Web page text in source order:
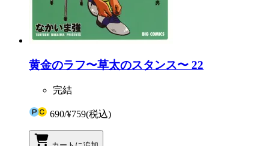
黄金のラフ〜草太のスタンス〜 22
完結
690/¥759(税込)